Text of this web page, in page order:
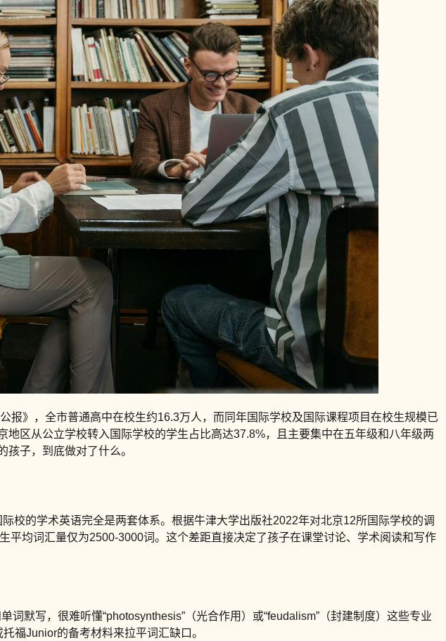
报》，全市普通高中在校生约16.3万人，而同年国际学校及国际课程项目在校生规模已
区从公立学校转入国际学校的学生占比高达37.8%，且主要集中在五年级和八年级两
子，到底做对了什么。
校的学术英语完全是两套体系。根据牛津大学出版社2022年对北京12所国际学校的调
均词汇量仅为2500-3000词。这个差距直接决定了孩子在课堂讨论、学术阅读和写作
默写，很难听懂“photosynthesis”（光合作用）或“feudalism”（封建制度）这些专业
福Junior的备考材料来拉平词汇缺口。